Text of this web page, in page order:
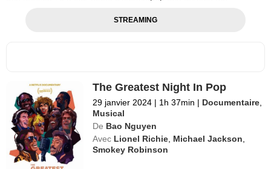
STREAMING
The Greatest Night In Pop
29 janvier 2024 | 1h 37min | Documentaire
Musical
De Bao Nguyen
Avec Lionel Richie Michael Jackson
Smokey Robinson